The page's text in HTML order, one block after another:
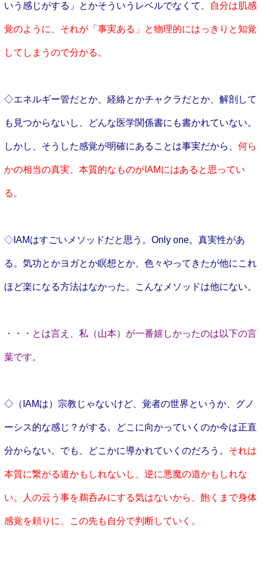
いう感じがする」とかそういうレベルでなくて、 自分は肌感
覚のように、それが「事実ある」と物理的にはっきりと知覚
してしまうので分かる。
◇エネルギー管だとか、経絡とかチャクラだとか、解剖して
も見つからないし、どんな医学関係書にも書かれていない。
しかし、そうした感覚が明確にあることは事実だから、 何ら
かの相当の真実、本質的なものがIAMにはあると思ってい
る。
◇IAMはすごいメソッドだと思う。Only one。真実性があ
る。気功とかヨガとか瞑想とか、色々やってきたが他にこれ
ほど楽になる方法はなかった。こんなメソッドは他にない。
・・・とは言え、私（山本）が一番嬉しかったのは以下の言
葉です。
◇（IAMは）宗教じゃないけど、覚者の世界というか、グノ
ーシス的な感じ？がする。どこに向かっていくのか今は正直
分からない。でも、どこかに導かれていくのだろう。 それは
本質に繋がる道かもしれないし、逆に悪魔の道かもしれな
い。人の云う事を鵜呑みにする気はないから、飽くまで身体
感覚を頼りに、この先も自分で判断していく。